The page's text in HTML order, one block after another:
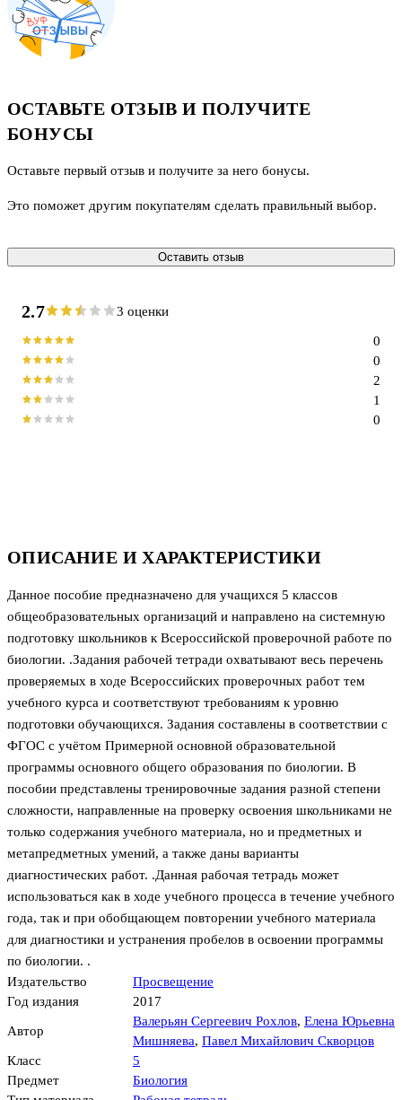
ОПИСАНИЕ И ХАРАКТЕРИСТИКИ
Данное пособие предназначено для учащихся 5 классов
общеобразовательных организаций и направлено на системную
подготовку школьников к Всероссийской проверочной работе по
биологии. .Задания рабочей тетради охватывают весь перечень
проверяемых в ходе Всероссийских проверочных работ тем
учебного курса и соответствуют требованиям к уровню
подготовки обучающихся. Задания составлены в соответствии с
ФГОС с учётом Примерной основной образовательной
программы основного общего образования по биологии. В
пособии представлены тренировочные задания разной степени
сложности, направленные на проверку освоения школьниками не
только содержания учебного материала, но и предметных и
метапредметных умений, а также даны варианты
диагностических работ. .Данная рабочая тетрадь может
использоваться как в ходе учебного процесса в течение учебного
года, так и при обобщающем повторении учебного материала
для диагностики и устранения пробелов в освоении программы
по биологии. .
Издательство
Просвещение
Год издания
2017
Автор
Валерьян Сергеевич Рохлов, Елена Юрьевна
Мишняева, Павел Михайлович Скворцов
Класс
5
Предмет
Биология
ОСТАВЬТЕ ОТЗЫВ И ПОЛУЧИТЕ
БОНУСЫ
Оставьте первый отзыв и получите за него бонусы.
Это поможет другим покупателям сделать правильный выбор.
Оставить отзыв
2.7 3 оценки
0
1
2
0
0